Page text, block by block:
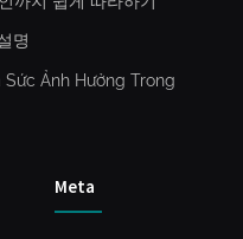
명
Ảnh Hưởng Trong
Meta